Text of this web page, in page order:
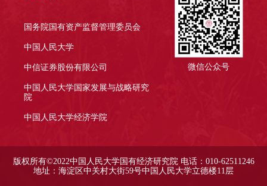
国务院国有资产监督管理委员会
中国人民大学
中信证券股份有限公司
中国人民大学国家发展与战略研究
院
中国人民大学经济学院
微信公众号
版权所有©2022中国人民大学国有经济研究院 电话：010-62511246
地址：海淀区中关村大街59号中国人民大学立德楼11层